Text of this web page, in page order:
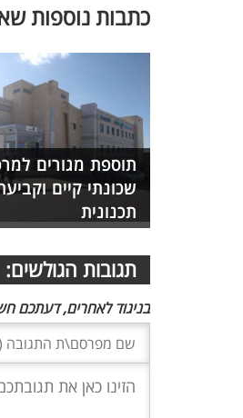
כתבות נוספות
תוספת מגורים
שכונתי קיים
תכנונית
תגובות הגולשים:
בניגוד לאחרים, דעתכם